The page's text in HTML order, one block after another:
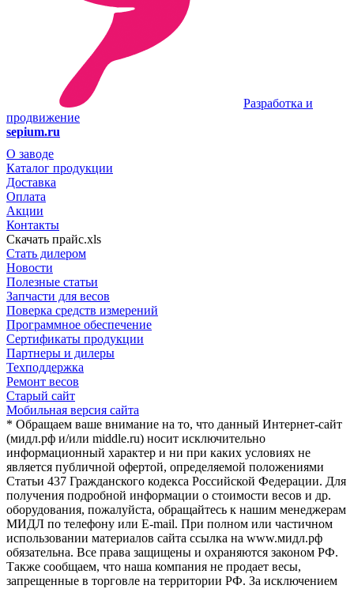
Разработка и
продвижение
sepium.ru
О заводе
Каталог продукции
Доставка
Оплата
Акции
Контакты
Скачать прайс.xls
Стать дилером
Новости
Полезные статьи
Запчасти для весов
Поверка средств измерений
Программное обеспечение
Сертификаты продукции
Партнеры и дилеры
Техподдержка
Ремонт весов
Старый сайт
Мобильная версия сайта
* Обращаем ваше внимание на то, что данный Интернет-сайт
(мидл.рф и/или middle.ru) носит исключительно
информационный характер и ни при каких условиях не
является публичной офертой, определяемой положениями
Статьи 437 Гражданского кодекса Российской Федерации. Для
получения подробной информации о стоимости весов и др.
оборудования, пожалуйста, обращайтесь к нашим менеджерам
МИДЛ по телефону или E-mail. При полном или частичном
использовании материалов сайта ссылка на www.мидл.рф
обязательна. Все права защищены и охраняются законом РФ.
Также сообщаем, что наша компания не продает весы,
запрещенные в торговле на территории РФ. За исключением